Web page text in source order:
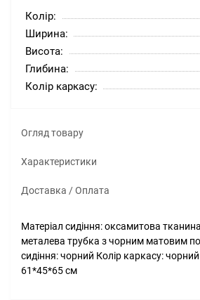
Колір:
Ширина:
Висота:
Глибина:
Колір каркасу:
Огляд товару
Характеристики
Доставка / Оплата
Матеріал сидіння: оксамитова
металева трубка з чорним матовим
сидіння: чорний Колір каркасу:
61*45*65 см